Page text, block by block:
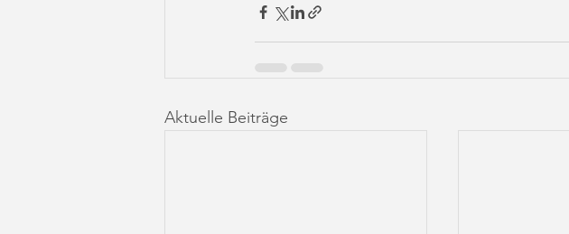
Aktuelle Beiträge